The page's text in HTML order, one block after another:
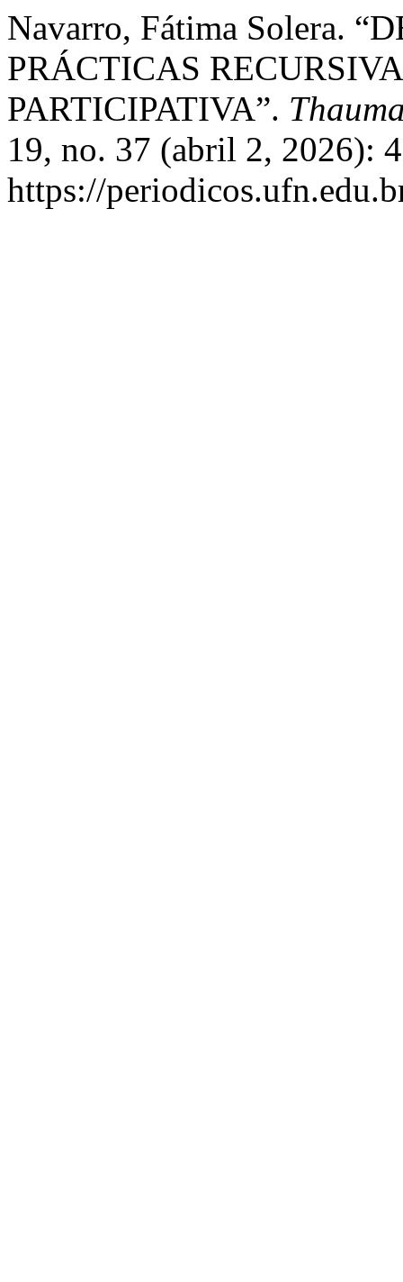
Navarro, Fátima Solera.
PRÁCTICAS
PARTICIPATIVA”.
19, no. 37 (abril 2, 2026):
https://